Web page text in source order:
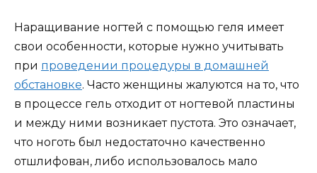
Наращивание ногтей с помощью геля имеет
свои особенности, которые нужно учитывать
при проведении процедуры в домашней
обстановке. Часто женщины жалуются на то, что
в процессе гель отходит от ногтевой пластины
и между ними возникает пустота. Это означает,
что ноготь был недостаточно качественно
отшлифован, либо использовалось мало